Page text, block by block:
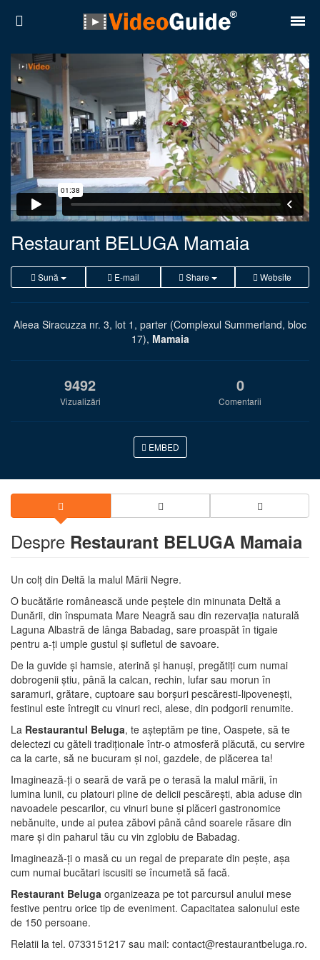
Restaurant BELUGA Mamaia
Sună E-mail Share Website
Aleea Siracuzza nr. 3, lot 1, parter (Complexul Summerland, bloc
17), Mamaia
9492
Vizualizări
0
Comentarii
EMBED
Despre Restaurant BELUGA Mamaia
Un colţ din Deltă la malul Mării Negre.
O bucătărie românească unde peştele din minunata Deltă a
Dunării, din înspumata Mare Neagră sau din rezervaţia naturală
Laguna Albastră de lânga Babadag, sare proaspăt în tigaie
pentru a-ţi umple gustul şi sufletul de savoare.
De la guvide şi hamsie, aterină şi hanuşi, pregătiţi cum numai
dobrogenii ştiu, până la calcan, rechin, lufar sau morun în
saramuri, grătare, cuptoare sau borşuri pescăresti-lipoveneşti,
festinul este întregit cu vinuri reci, alese, din podgorii renumite.
La Restaurantul Beluga, te aşteptăm pe tine, Oaspete, să te
delectezi cu găteli tradiţionale într-o atmosferă plăcută, cu servire
ca la carte, să ne bucuram şi noi, gazdele, de plăcerea ta!
Imaginează-ţi o seară de vară pe o terasă la malul mării, în
lumina lunii, cu platouri pline de delicii pescăreşti, abia aduse din
navoadele pescarilor, cu vinuri bune şi plăceri gastronomice
nebănuite, unde ai putea zăbovi până când soarele răsare din
mare şi din paharul tău cu vin zglobiu de Babadag.
Imaginează-ţi o masă cu un regal de preparate din peşte, aşa
cum numai bucătari iscusiti se încumetă să facă.
Restaurant Beluga organizeaza pe tot parcursul anului mese
festive pentru orice tip de eveniment. Capacitatea salonului este
de 150 persoane.
Relatii la tel. 0733151217 sau mail: contact@restaurantbeluga.ro.
Locuri
Destinații
Prețuri
Contact
Despre noi
Reguli de confidentialitate
Română
English